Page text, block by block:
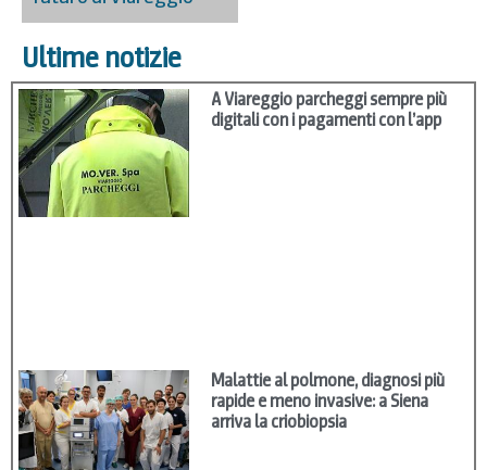
Ultime notizie
A Viareggio parcheggi sempre più
digitali con i pagamenti con l’app
Malattie al polmone, diagnosi più
rapide e meno invasive: a Siena
arriva la criobiopsia